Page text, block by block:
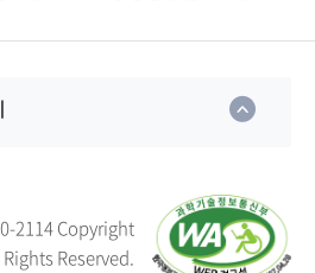
2114Copyright
Reserved.